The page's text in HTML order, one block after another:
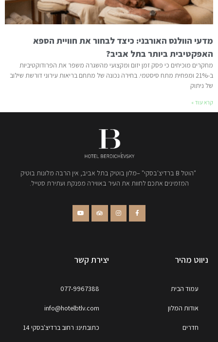
מדעי הוולנס האורבני: כיצד לבחור את חוויית הספא
האפקטיבית ביותר בתל אביב?
מחקרים מוכיחים כי פסק זמן יזום ומקצועי מהשגרה משפר את הפרודוקטיביות
ב-21% ומפחית מתח סיסטמי. בחירה נכונה של מתחם בריאות עירוני דורשת שילוב
של ניתוק
קרא עוד »
"הוטל B ברדיצ'בסקי" –מלון בוטיק בתל אביב, אין הרבה מלונות בוטיק
המזמינים אתכם לחוות את העיר באווירה מפנקת ועתירת סטייל.
ניווט מהיר
עמוד הבית
אודות המלון
חדרים
יצירת קשר
077-9967388
info@hotelbtlv.com
כתובתינו: רחוב ברדיצ'בסקי 14